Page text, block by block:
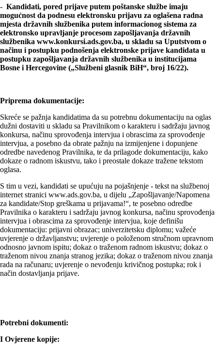
- Kandidati, pored prijave putem poštanske službe imaju
mogućnost da podnesu elektronsku prijavu za oglašena radna
mjesta državnih službenika putem informacionog sistema za
elektronsko upravljanje procesom zapošljavanja državnih
službenika www.konkursi.ads.gov.ba, u skladu sa Uputstvom o
načinu i postupku podnošenja elektronske prijave kandidata u
postupku zapošljavanja državnih službenika u institucijama
Bosne i Hercegovine („Službeni glasnik BiH“, broj 16/22).
Priprema dokumentacije:
Skreće se pažnja kandidatima da su potrebnu dokumentaciju na oglas
dužni dostaviti u skladu sa Pravilnikom o karakteru i sadržaju javnog
konkursa, načinu sprovođenja intervjua i obrascima za sprovođenje
intervjua, a posebno da obrate pažnju na izmijenjene i dopunjene
odredbe navedenog Pravilnika, te da prilagode dokumentaciju, kako
dokaze o radnom iskustvu, tako i preostale dokaze tražene tekstom
oglasa.
S tim u vezi, kandidati se upućuju na pojašnjenje - tekst na službenoj
internet stranici www.ads.gov.ba, u dijelu „Zapošljavanje/Napomena
za kandidate/Stop greškama u prijavama!“, te posebno odredbe
Pravilnika o karakteru i sadržaju javnog konkursa, načinu sprovođenja
intervjua i obrascima za sprovođenje intervjua, koje definišu
dokumentaciju: prijavni obrazac; univerzitetsku diplomu; važeće
uvjerenje o državljanstvu; uvjerenje o položenom stručnom upravnom
odnosno javnom ispitu; dokaz o traženom radnom iskustvu; dokaz o
traženom nivou znanja stranog jezika; dokaz o traženom nivou znanja
rada na računaru; uvjerenje o nevođenju krivičnog postupka; rok i
način dostavljanja prijave.
Potrebni dokumenti:
I Ovjerene kopije: